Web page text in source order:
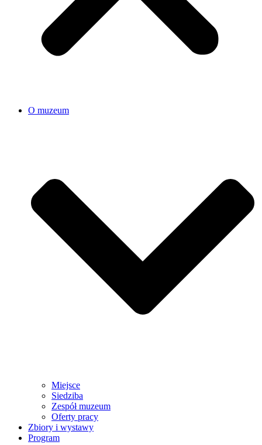
O muzeum
Miejsce
Siedziba
Zespół muzeum
Oferty pracy
Zbiory i wystawy
Program